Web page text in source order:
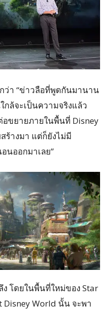
ว่า “ข่าวลือที่พูดกันมานาน
กล้จะเป็นความจริงแล้ว
อขยายภายในพื้นที่ Disney
ร้างมา แต่ก็ยังไม่มี
นออกมาเลย”
ง โดยในพื้นที่ใหม่ของ Star
Disney World นั้น จะพา